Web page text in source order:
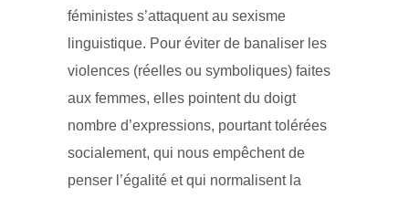
féministes s’attaquent au sexisme
linguistique. Pour éviter de banaliser les
violences (réelles ou symboliques) faites
aux femmes, elles pointent du doigt
nombre d’expressions, pourtant tolérées
socialement, qui nous empêchent de
penser l’égalité et qui normalisent la